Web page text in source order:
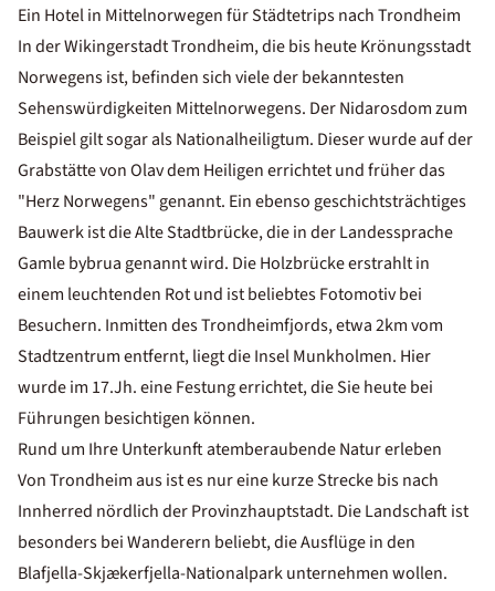
Ein Hotel in Mittelnorwegen für Städtetrips nach Trondheim
In der Wikingerstadt Trondheim, die bis heute Krönungsstadt
Norwegens ist, befinden sich viele der bekanntesten
Sehenswürdigkeiten Mittelnorwegens. Der Nidarosdom zum
Beispiel gilt sogar als Nationalheiligtum. Dieser wurde auf der
Grabstätte von Olav dem Heiligen errichtet und früher das
"Herz Norwegens" genannt. Ein ebenso geschichtsträchtiges
Bauwerk ist die Alte Stadtbrücke, die in der Landessprache
Gamle bybrua genannt wird. Die Holzbrücke erstrahlt in
einem leuchtenden Rot und ist beliebtes Fotomotiv bei
Besuchern. Inmitten des Trondheimfjords, etwa 2km vom
Stadtzentrum entfernt, liegt die Insel Munkholmen. Hier
wurde im 17.Jh. eine Festung errichtet, die Sie heute bei
Führungen besichtigen können.
Rund um Ihre Unterkunft atemberaubende Natur erleben
Von Trondheim aus ist es nur eine kurze Strecke bis nach
Innherred nördlich der Provinzhauptstadt. Die Landschaft ist
besonders bei Wanderern beliebt, die Ausflüge in den
Blafjella-Skjækerfjella-Nationalpark unternehmen wollen.